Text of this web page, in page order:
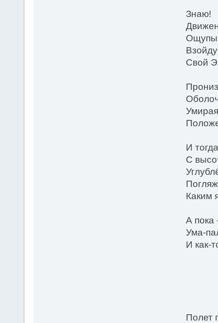
Знаю!
Свой
И тогда
С
Каким
А пока
Ума-
И как-
Полет